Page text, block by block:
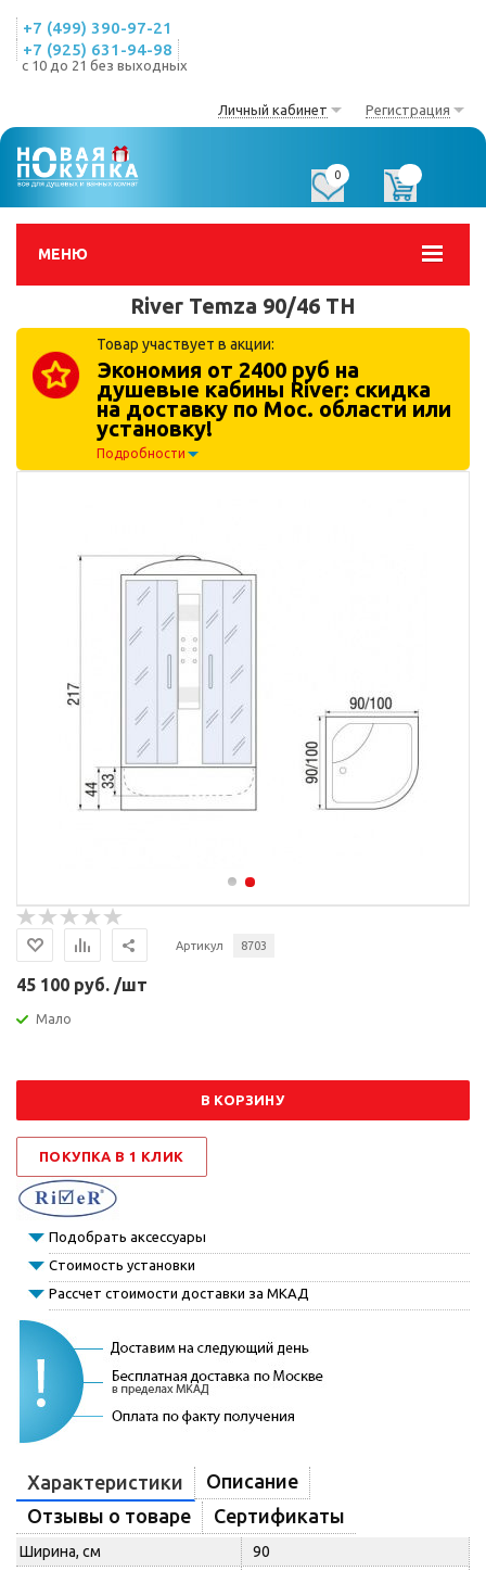
+7 (499) 390-97-21
+7 (925) 631-94-98
с 10 до 21 без выходных
Личный кабинет Регистрация
МЕНЮ
0
River Temza 90/46 TH
Товар участвует в акции:
Экономия от 2400 руб на
душевые кабины River: скидка
на доставку по Мос. области или
установку!
Подробности
Артикул 8703
45 100 руб. /шт
Мало
В КОРЗИНУ
ПОКУПКА В 1 КЛИК
Подобрать аксессуары
Стоимость установки
Рассчет стоимости доставки за МКАД
Характеристики
Описание
Отзывы о товаре
Сертификаты
Ширина, см
90